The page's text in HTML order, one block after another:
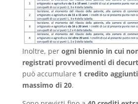
Inoltre, per ogni biennio in cui
registrati provvedimenti di
può accumulare 1 credito
massimo di 20.